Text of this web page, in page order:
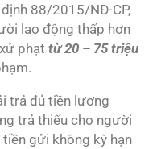
88/2015/NĐ-CP,
lao động thấp hơn
phạt từ 20 – 75 triệu
trả đủ tiền lương
trả thiếu cho người
gửi không kỳ hạn